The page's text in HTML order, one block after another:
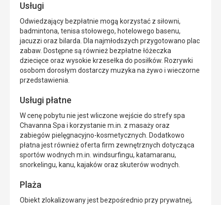
Usługi
Odwiedzający bezpłatnie mogą korzystać z siłowni,
badmintona, tenisa stołowego, hotelowego basenu,
jacuzzi oraz bilarda. Dla najmłodszych przygotowano plac
zabaw. Dostępne są również bezpłatne łóżeczka
dziecięce oraz wysokie krzesełka do posiłków. Rozrywki
osobom dorosłym dostarczy muzyka na żywo i wieczorne
przedstawienia.
Usługi płatne
W cenę pobytu nie jest wliczone wejście do strefy spa
Chavanna Spa i korzystanie m.in. z masaży oraz
zabiegów pielęgnacyjno-kosmetycznych. Dodatkowo
płatna jest również oferta firm zewnętrznych dotycząca
sportów wodnych m.in. windsurfingu, katamaranu,
snorkelingu, kanu, kajaków oraz skuterów wodnych.
Plaża
Obiekt zlokalizowany jest bezpośrednio przy prywatnej,